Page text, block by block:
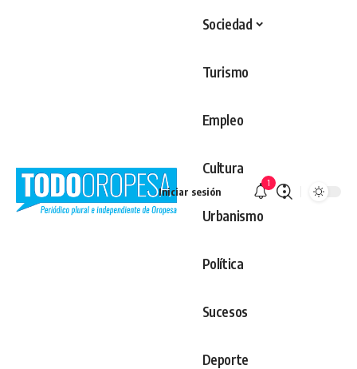
Sociedad
Turismo
Empleo
Cultura
Urbanismo
Política
Sucesos
Deporte
Iniciar sesión
1